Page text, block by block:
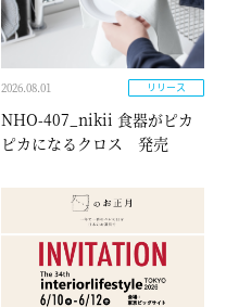
2026.08.01 リリース
NHO-407_nikii 食器がピカ
ピカになるクロス 発売